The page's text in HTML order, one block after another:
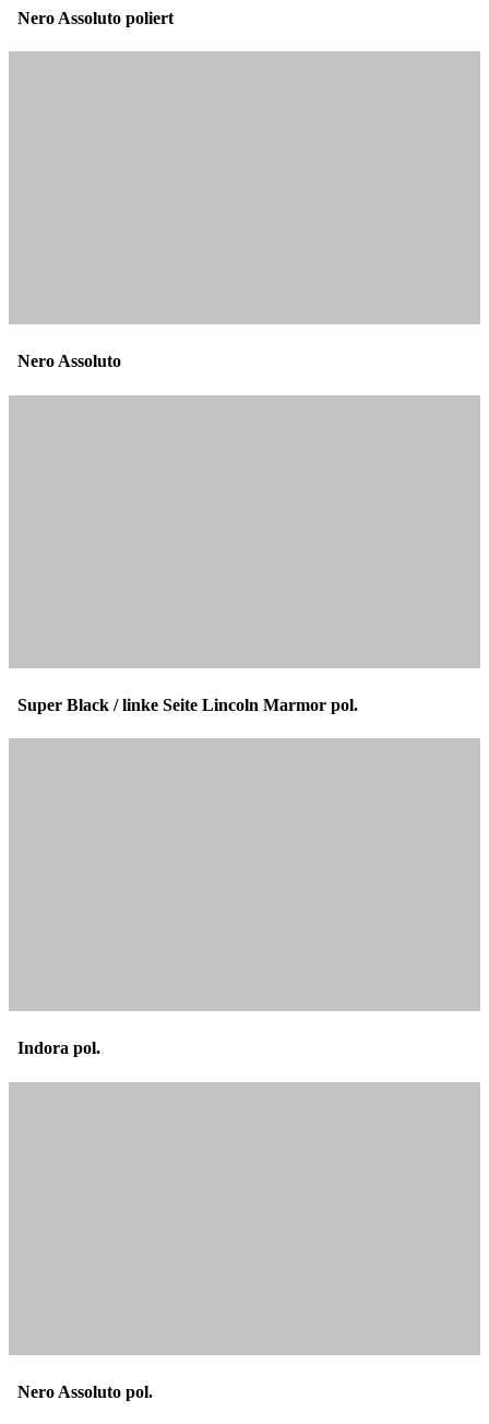
Nero Assoluto poliert
Nero Assoluto
Super Black / linke Seite Lincoln Marmor pol.
Indora pol.
Nero Assoluto pol.